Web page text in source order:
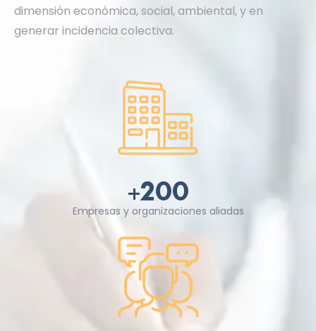
dimensión económica, social, ambiental, y en
generar incidencia colectiva.
Empresas y organizaciones aliadas
+200